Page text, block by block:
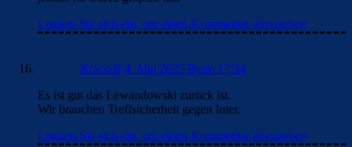
Loggen Sie sich ein, um einen Kommentar abzugeben
KriexxB 4. Mai 2025 Beim 17:34
Es ist gut das Lewandowski zurück ist.
Wir brauchen Treffsicherheit gegen Inter.
Loggen Sie sich ein, um einen Kommentar abzugeben